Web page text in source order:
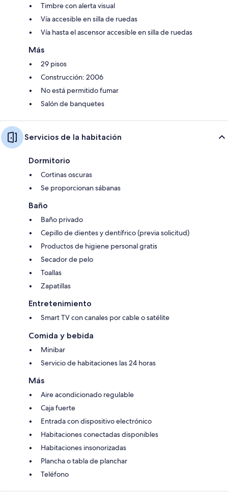
Timbre con alerta visual
Vía accesible en silla de ruedas
Vía hasta el ascensor accesible en silla de ruedas
Más
29 pisos
Construcción: 2006
No está permitido fumar
Salón de banquetes
Servicios de la habitación
Dormitorio
Cortinas oscuras
Se proporcionan sábanas
Baño
Baño privado
Cepillo de dientes y dentífrico (previa solicitud)
Productos de higiene personal gratis
Secador de pelo
Toallas
Zapatillas
Entretenimiento
Smart TV con canales por cable o satélite
Comida y bebida
Minibar
Servicio de habitaciones las 24 horas
Más
Aire acondicionado regulable
Caja fuerte
Entrada con dispositivo electrónico
Habitaciones conectadas disponibles
Habitaciones insonorizadas
Plancha o tabla de planchar
Teléfono